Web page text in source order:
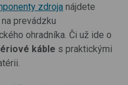
zdroja nájdete
prevádzku
ohradníka. Či už ide o
káble s praktickými